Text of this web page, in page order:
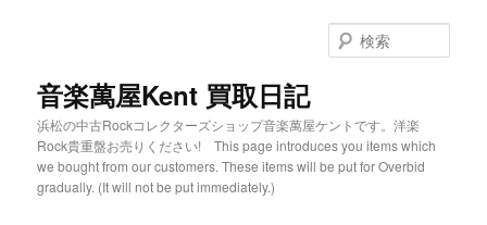
音楽萬屋Kent 買取日記
浜松の中古Rockコレクターズショップ音楽萬屋ケントです。洋楽
Rock貴重盤お売りください! This page introduces you items which
we bought from our customers. These items will be put for Overbid
gradually. (It will not be put immediately.)
索